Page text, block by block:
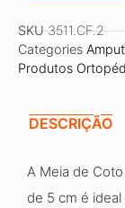
SKU3511.CF.2
Categories
Produtos
DESCRIÇÃO
A Meia de
de 5 cm é